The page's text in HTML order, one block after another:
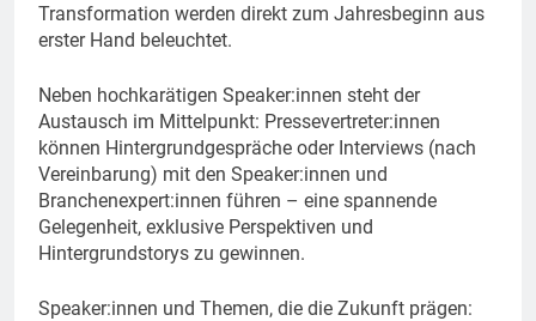
Transformation werden direkt zum Jahresbeginn aus
erster Hand beleuchtet.
Neben hochkarätigen Speaker:innen steht der
Austausch im Mittelpunkt: Pressevertreter:innen
können Hintergrundgespräche oder Interviews (nach
Vereinbarung) mit den Speaker:innen und
Branchenexpert:innen führen – eine spannende
Gelegenheit, exklusive Perspektiven und
Hintergrundstorys zu gewinnen.
Speaker:innen und Themen, die die Zukunft prägen: